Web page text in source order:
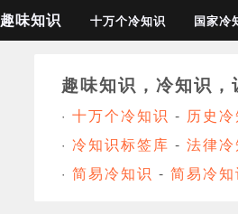
趣味知识 十万个冷知识 国家冷
趣味知识，冷知识
· 十万个冷知识 - 历史
· 冷知识标签库 - 法律
· 简易冷知识 - 简易冷